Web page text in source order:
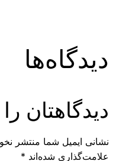
دیدگاه‌ها
دیدگاهتان
نشانی ایمیل شما منتشر
علامت‌گذاری شده‌اند *